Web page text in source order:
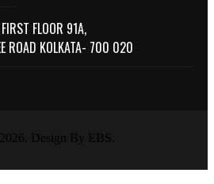
FLOOR 91A,
ROAD KOLKATA- 700 020
Design By EBS.